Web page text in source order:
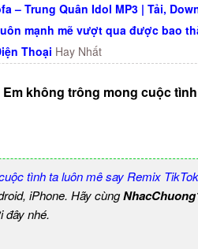
– Trung Quân Idol MP3 | Tải,
mạnh mẽ vượt qua được bao
Thoại Hay Nhất
không trông mong cuộc
tình ta luôn mê say Remix TikTok
iPhone. Hãy cùng
đây nhé.